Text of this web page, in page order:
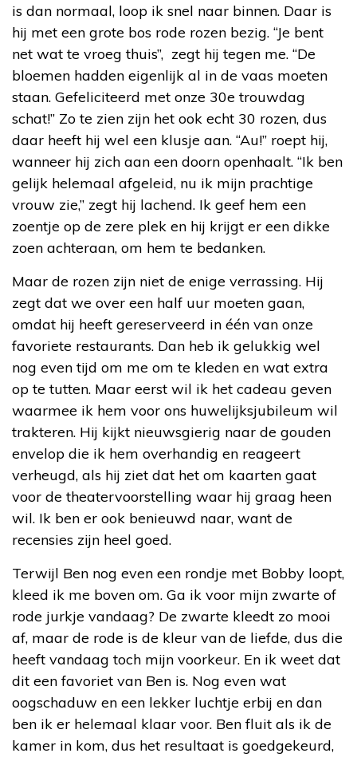
is dan normaal, loop ik snel naar binnen. Daar is
hij met een grote bos rode rozen bezig. “Je bent
net wat te vroeg thuis”, zegt hij tegen me. “De
bloemen hadden eigenlijk al in de vaas moeten
staan. Gefeliciteerd met onze 30etrouwdag
schat!” Zo te zien zijn het ook echt 30 rozen, dus
daar heeft hij wel een klusje aan. “Au!” roept hij,
wanneer hij zich aan een doorn openhaalt. “Ik ben
gelijk helemaal afgeleid, nu ik mijn prachtige
vrouw zie,” zegt hij lachend. Ik geef hem een
zoentje op de zere plek en hij krijgt er een dikke
zoen achteraan, om hem te bedanken.
Maar de rozen zijn niet de enige verrassing. Hij
zegt dat we over een half uur moeten gaan,
omdat hij heeft gereserveerd in één van onze
favoriete restaurants. Dan heb ik gelukkig wel
nog even tijd om me om te kleden en wat extra
op te tutten. Maar eerst wil ik het cadeau geven
waarmee ik hem voor ons huwelijksjubileum wil
trakteren. Hij kijkt nieuwsgierig naar de gouden
envelop die ik hem overhandig en reageert
verheugd, als hij ziet dat het om kaarten gaat
voor de theatervoorstelling waar hij graag heen
wil. Ik ben er ook benieuwd naar, want de
recensies zijn heel goed.
Terwijl Ben nog even een rondje met Bobby loopt,
kleed ik me boven om. Ga ik voor mijn zwarte of
rode jurkje vandaag? De zwarte kleedt zo mooi
af, maar de rode is de kleur van de liefde, dus die
heeft vandaag toch mijn voorkeur. En ik weet dat
dit een favoriet van Ben is. Nog even wat
oogschaduw en een lekker luchtje erbij en dan
ben ik er helemaal klaar voor. Ben fluit als ik de
kamer in kom, dus het resultaat is goedgekeurd,